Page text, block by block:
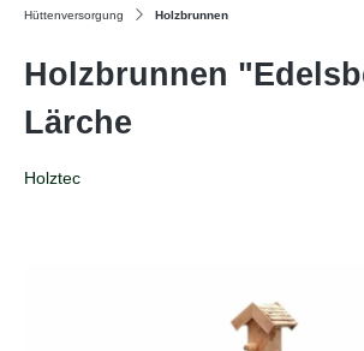
Hüttenversorgung Holzbrunnen
Holzbrunnen
Lärche
Holztec